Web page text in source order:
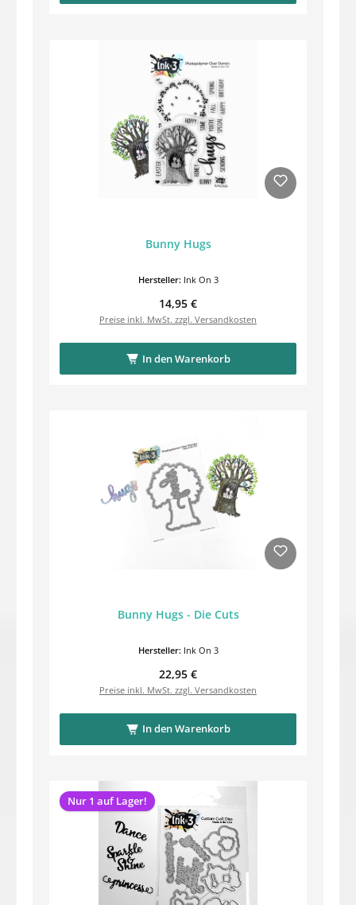
Bunny Hugs
Hersteller: Ink On 3
Regulärer Preis:
14,95 €
Preise inkl. MwSt. zzgl. Versandkosten
In den Warenkorb
Bunny Hugs - Die Cuts
Hersteller: Ink On 3
Regulärer Preis:
22,95 €
Preise inkl. MwSt. zzgl. Versandkosten
In den Warenkorb
Nur 1 auf Lager!